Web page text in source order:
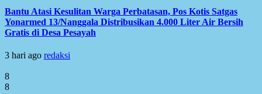
Bantu Atasi Kesulitan Warga Perbatasan, Pos Kotis Satgas
Yonarmed 13/Nanggala Distribusikan 4.000 Liter Air Bersih
Gratis di Desa Pesayah
3 hari ago redaksi
8
8